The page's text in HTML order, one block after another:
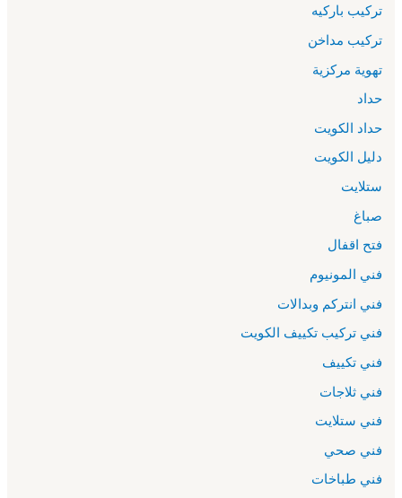
تركيب باركيه
تركيب مداخن
تهوية مركزية
حداد
حداد الكويت
دليل الكويت
ستلايت
صباغ
فتح اقفال
فني المونيوم
فني انتركم وبدالات
فني تركيب تكييف الكويت
فني تكييف
فني ثلاجات
فني ستلايت
فني صحي
فني طباخات